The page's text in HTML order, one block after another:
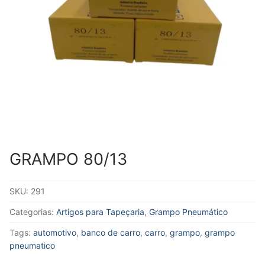
GRAMPO 80/13
SKU: 291
Categorias: Artigos para Tapeçaria, Grampo Pneumático
Tags: automotivo, banco de carro, carro, grampo, grampo
pneumatico